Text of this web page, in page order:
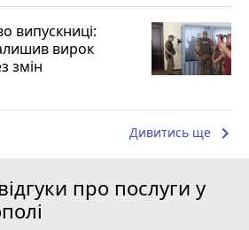
випускниці:
вирок
змін
Дивитись ще keyboard_arrow_right
про послуги у